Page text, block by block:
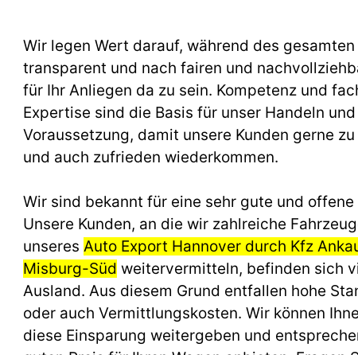
Wir legen Wert darauf, während des
transparent und nach fairen und
für Ihr Anliegen da zu sein. Kompetenz und
Expertise sind die Basis für unser Handeln und
Voraussetzung, damit unsere Kunden gerne
und auch zufrieden wiederkommen.
Wir sind bekannt für eine sehr gute und
Unsere Kunden, an die wir zahlreiche
unseres Auto Export Hannover durch Kfz
Misburg-Süd weitervermitteln, befinden sich
Ausland. Aus diesem Grund entfallen hohe
oder auch Vermittlungskosten. Wir können
diese Einsparung weitergeben und